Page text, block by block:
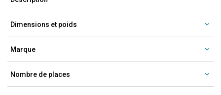
Dimensions et poids
Marque
Nombre de places